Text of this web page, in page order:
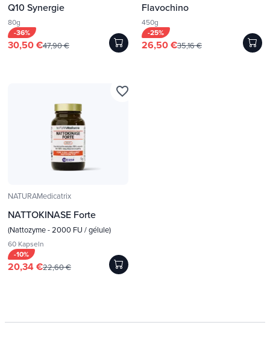
Q10 Synergie
80g
-36%
30,50 €47,90 €
Flavochino
450g
-25%
26,50 €35,16 €
NATURAMedicatrix
NATTOKINASE Forte
(Nattozyme - 2000 FU / gélule)
60 Kapseln
-10%
20,34 €22,60 €
favorite_border